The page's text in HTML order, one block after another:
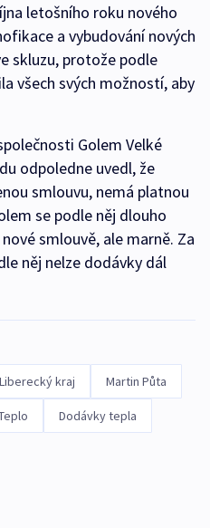
letošního roku nového
a vybudování nových
skluzu, protože podle
všech svých možností, aby
Golem Velké
odpoledne uvedl, že
smlouvu, nemá platnou
se podle něj dlouho
smlouvě, ale marně. Za
něj nelze dodávky dál
Liberecký kraj Martin Půta
Dodávky tepla